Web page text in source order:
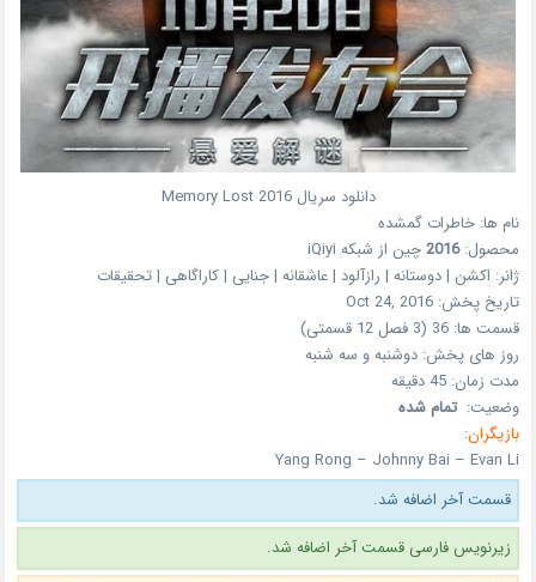
دانلود سریال Memory Lost 2016
نام ها:خاطرات گمشده
محصول:2016 چین از شبکه iQiyi
ژانر: اکشن | دوستانه | رازآلود | عاشقانه | جنایی | کاراگاهی | تحقیقات
تاریخ پخش:Oct 24, 2016
قسمت ها:36 (3 فصل 12 قسمتی)
روز های پخش:دوشنبه و سه شنبه
مدت زمان:45 دقیقه
وضعیت: تمام شده
بازیگران:
Yang Rong – Johnny Bai – Evan Li
قسمت آخر اضافه شد.
زیرنویس فارسی قسمت آخر اضافه شد.